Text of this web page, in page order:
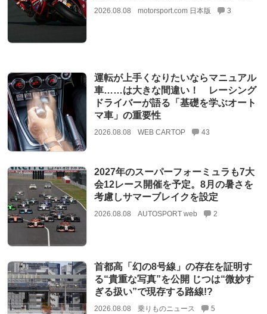
2026.08.08 motorsport.com 日本版 3
運転が上手くなりたいならマニュアル
車……は大きな間違い！ レーシング
ドライバーが語る「基礎を学ぶオート
マ車」の重要性
2026.08.08 WEB CARTOP 43
2027年のスーパーフォーミュラも7大
会12レース開催を予定。8月の暑さを
考慮しサマーブレイクを設定
2026.08.08 AUTOSPORT web 2
首都高「幻の8号線」の存在を証明す
る“貴重な写真”を公開 じつは“微妙す
ぎる扱い”で現存する路線!?
2026.08.08 乗りものニュース 5